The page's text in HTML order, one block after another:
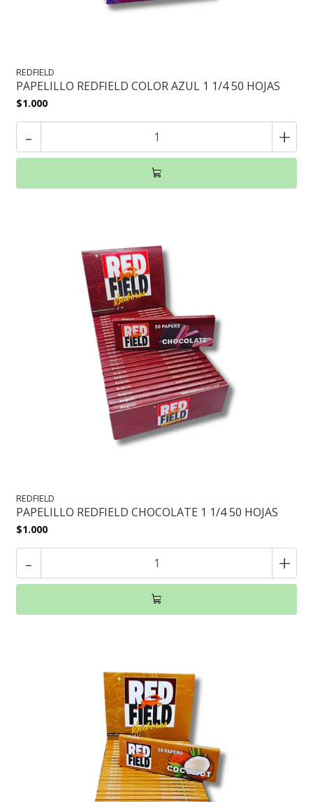
REDFIELD
PAPELILLO REDFIELD COLOR AZUL 1 1/4 50 HOJAS
$1.000
- +
REDFIELD
PAPELILLO REDFIELD CHOCOLATE 1 1/4 50 HOJAS
$1.000
- +